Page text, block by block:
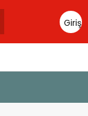
Giriş
Yap